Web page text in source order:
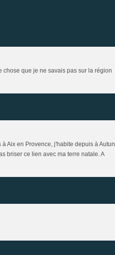
que je ne savais pas sur la région
Aix en Provence, j'habite depuis à Autun
briser ce lien avec ma terre natale. A